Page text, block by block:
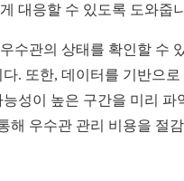
대응할 수 있도록 도와줍
수관의 상태를 확인할 수
. 또한, 데이터를 기반으로
성이 높은 구간을 미리 파
해 우수관 관리 비용을 절